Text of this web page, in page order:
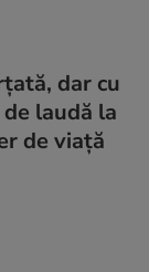
dar cu
laudă la
de viață